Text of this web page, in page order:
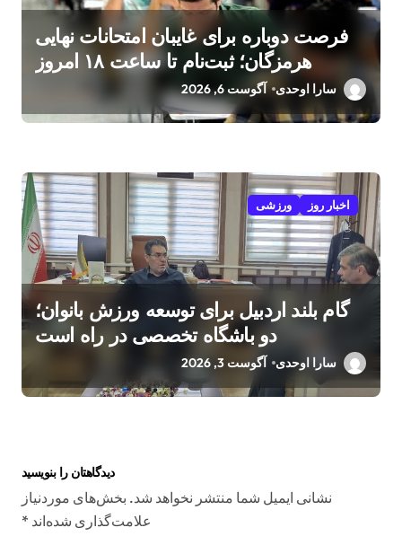
فرصت دوباره برای غایبان امتحانات نهایی
هرمزگان؛ ثبت‌نام تا ساعت ۱۸ امروز
سارا اوحدی آگوست 6, 2026
اخبار روز ورزشی
گام بلند اردبیل برای توسعه ورزش بانوان؛
دو باشگاه تخصصی در راه است
سارا اوحدی آگوست 3, 2026
دیدگاهتان را بنویسید
نشانی ایمیل شما منتشر نخواهد شد. بخش‌های موردنیاز
علامت‌گذاری شده‌اند *